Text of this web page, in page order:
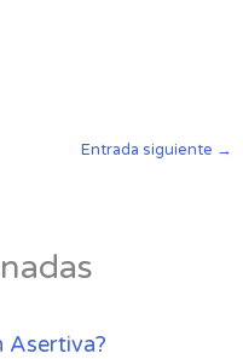
Entrada siguiente →
Asertiva?